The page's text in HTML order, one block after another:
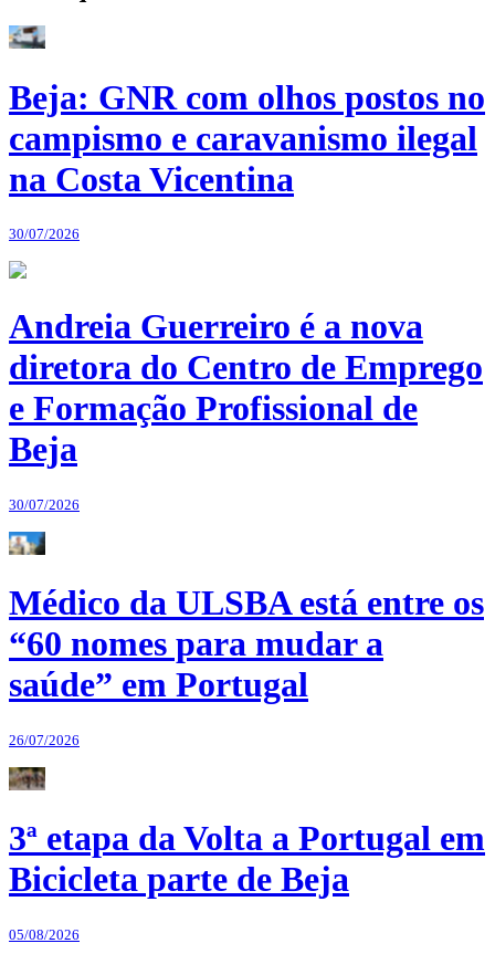
Beja: GNR com olhos postos no
campismo e caravanismo ilegal
na Costa Vicentina
30/07/2026
Andreia Guerreiro é a nova
diretora do Centro de Emprego
e Formação Profissional de
Beja
30/07/2026
Médico da ULSBA está entre os
“60 nomes para mudar a
saúde” em Portugal
26/07/2026
3ª etapa da Volta a Portugal em
Bicicleta parte de Beja
05/08/2026